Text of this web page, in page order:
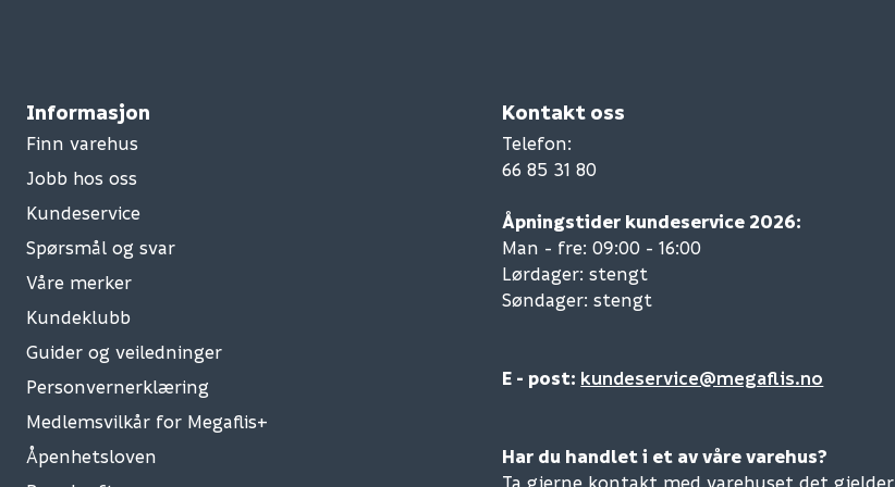
Informasjon
Finn varehus
Jobb hos oss
Kundeservice
Spørsmål og svar
Våre merker
Kundeklubb
Guider og veiledninger
Personvernerklæring
Medlemsvilkår for Megaflis+
Åpenhetsloven
Kontakt oss
Telefon:
66 85 31 80
Åpningstider kundeservice 2026:
Man - fre: 09:00 - 16:00
Lørdager: stengt
Søndager: stengt
E - post: kundeservice@megaflis.no
Har du handlet i et av våre varehus?